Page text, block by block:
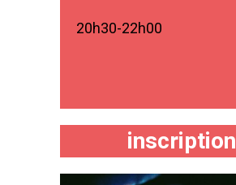
20h30-22h00
inscription